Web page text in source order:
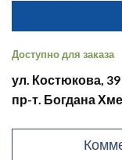
Доступно для заказа
ул. Костюкова, 39
пр-т. Богдана